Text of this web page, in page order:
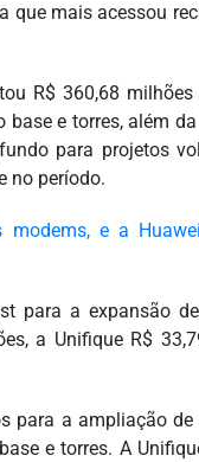
que mais acessou
R$ 360,68
e torres, além
para projetos
no período.
modems, e a
para a expansão
a Unifique R$
para a ampliação
e torres. A